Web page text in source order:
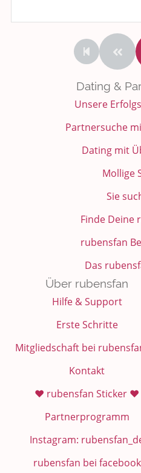
Dating &
Unsere
Partnersuche
Dating mit
Mollige
Sie
Finde Deine
rubensfan
Das
Über rubensfan
Hilfe & Support
Erste Schritte
Mitgliedschaft bei
Kontakt
❤️ rubensfan Sticker ❤️
Partnerprogramm
Instagram:
rubensfan bei facebook